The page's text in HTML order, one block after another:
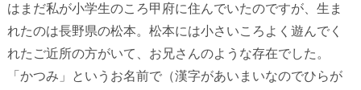
はまだ私が小学生のころ甲府に住んでいたのですが、生ま
れたのは長野県の松本。松本には小さいころよく遊んでく
れたご近所の方がいて、お兄さんのような存在でした。
「かつみ」というお名前で（漢字があいまいなのでひらが